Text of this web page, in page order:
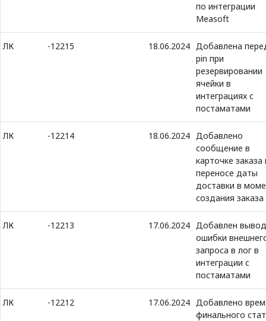
по интеграции
Measoft
ЛК -12215 18.06.2024 Добавлена
pin при
резервировании
ячейки в
интеграциях с
постаматами
ЛК -12214 18.06.2024 Добавлено
сообщение в
карточке заказа
переносе даты
доставки в
создания заказа
ЛК -12213 17.06.2024 Добавлен вывод
ошибки
запроса в лог в
интеграции с
постаматами
ЛК -12212 17.06.2024 Добавлено
финального